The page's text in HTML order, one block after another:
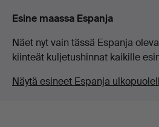
Esine maassa Espanja
Näet nyt vain tässä Espanja
kiinteät kuljetushinnat kaikille
Näytä esineet Espanja